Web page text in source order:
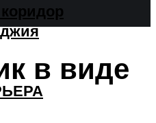
в виде